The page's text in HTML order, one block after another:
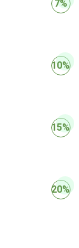
7%
10%
15%
20%